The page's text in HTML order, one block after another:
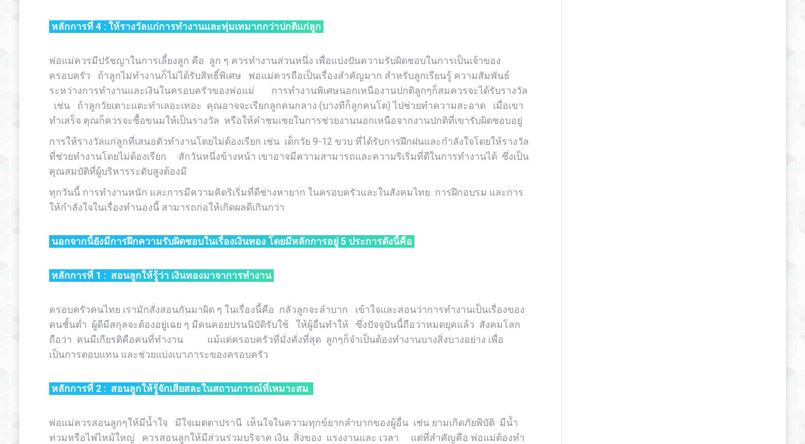
หลักการที่ 4 : ให้รางวัลแก่การทำงานและทุ่มเทมากกว่าปกติแก่ลูก
พ่อแม่ควรมีปรัชญาในการเลี้ยงลูก คือ ลูก ๆ ควรทำงานส่วนหนึ่ง เพื่อแบ่งปันความรับผิดชอบในการเป็นเจ้าของ
ครอบครัว ถ้าลูกไม่ทำงานก็ไม่ได้รับสิทธิ์พิเศษ พ่อแม่ควรถือเป็นเรื่องสำคัญมาก สำหรับลูกเรียนรู้ ความสัมพันธ์
ระหว่างการทำงานและเงินในครอบครัวของพ่อแม่ การทำงานพิเศษนอกเหนืองานปกติลูกๆก็สมควรจะได้รับรางวัล
เช่น ถ้าลูกวัยเตาะแตะทำเลอะเทอะ คุณอาจจะเรียกลูกคนกลาง (บางทีก็ลูกคนโต) ไปช่วยทำความสะอาด เมื่อเขา
ทำเสร็จ คุณก็ควรจะซื้อขนมให้เป็นรางวัล หรือให้คำชมเชยในการช่วยงานนอกเหนือจากงานปกติที่เขารับผิดชอบอยู่
การให้รางวัลแก่ลูกที่เสนอตัวทำงานโดยไม่ต้องเรียก เช่น เด็กวัย 9-12 ขวบ ที่ได้รับการฝึกฝนและกำลังใจโดยให้รางวัล
ที่ช่วยทำงานโดยไม่ต้องเรียก สักวันหนึ่งข้างหน้า เขาอาจมีความสามารถและความริเริ่มที่ดีในการทำงานได้ ซึ่งเป็น
คุณสมบัติที่ผู้บริหารระดับสูงต้องมี
ทุกวันนี้ การทำงานหนัก และการมีความคิดริเริ่มที่ดีช่างหายาก ในครอบครัวและในสังคมไทย การฝึกอบรม และการ
ให้กำลังใจในเรื่องทำนองนี้ สามารถก่อให้เกิดผลดีเกินกว่า
นอกจากนี้ยังมีการฝึกความรับผิดชอบในเรื่องเงินทอง โดยมีหลักการอยู่ 5 ประการดังนี้คือ
หลักการที่ 1 : สอนลูกให้รู้ว่า เงินทองมาจาการทำงาน
ครอบครัวคนไทย เรามักสั่งสอนกันมาผิด ๆ ในเรื่องนี้คือ กลัวลูกจะลำบาก เข้าใจและสอนว่าการทำงานเป็นเรื่องของ
คนชั้นต่ำ ผู้ดีมีสกุลจะต้องอยู่เฉย ๆ มีคนคอยปรนนิบัติรับใช้ ให้ผู้อื่นทำให้ ซึ่งปัจจุบันนี้ถือว่าหมดยุคแล้ว สังคมโลก
ถือว่า คนมีเกียรติคือคนที่ทำงาน แม้แต่ครอบครัวที่มั่งคั่งที่สุด ลูกๆก็จำเป็นต้องทำงานบางสิ่งบางอย่าง เพื่อ
เป็นการตอบแทน และช่วยแบ่งเบาภาระของครอบครัว
หลักการที่ 2 : สอนลูกให้รู้จักเสียสละในสถานการณ์ที่เหมาะสม
พ่อแม่ควรสอนลูกๆให้มีน้ำใจ มีใจเมตตาปรานี เห็นใจในความทุกข์ยากลำบากของผู้อื่น เช่น ยามเกิดภัยพิบัติ มีน้ำ
ท่วมหรือไฟไหม้ใหญ่ ควรสอนลูกให้มีส่วนร่วมบริจาค เงิน สิ่งของ แรงงานและ เวลา แต่ที่สำคัญคือ พ่อแม่ต้องทำ